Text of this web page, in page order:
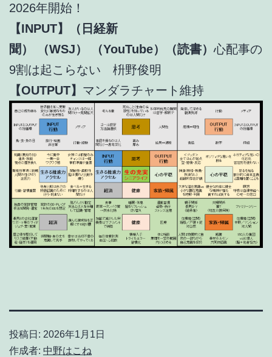
2026年開始！
【INPUT】（日経新
聞）
（WSJ） （YouTube）（読書）心配事の
9割は起こらない 枡野俊明
【OUTPUT】 マンダラチャート維持
投稿日: 2026年1月1日
作成者: 中野はこね